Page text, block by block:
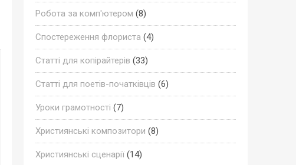
Робота за комп'ютером (8)
Спостереження флориста (4)
Статті для копірайтерів (33)
Статті для поетів-початківців (6)
Уроки грамотності (7)
Християнські композитори (8)
Християнські сценарії(14)